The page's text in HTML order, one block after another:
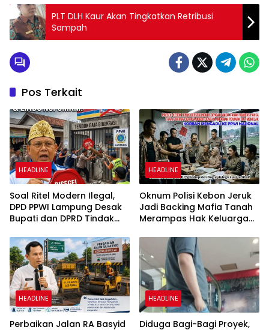
PLT DLH Kaur Akan Tingkatkan Retribusi
Sampah
Pos Terkait
HEADLINE
Soal Ritel Modern Ilegal,
DPD PPWI Lampung Desak
Bupati dan DPRD Tindak
No 02/2016
HEADLINE
Oknum Polisi Kebon Jeruk
Jadi Backing Mafia Tanah
Merampas Hak Keluarga
Sutarman
HEADLINE
Perbaikan Jalan RA Basyid
HEADLINE
Diduga Bagi-Bagi Proyek,